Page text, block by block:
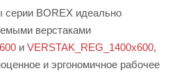
BOREX идеально
верстаками
и VERSTAK_REG_1400х600,
и эргономичное рабочее